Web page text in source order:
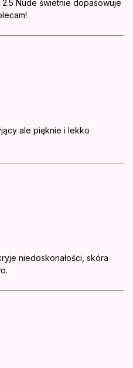
Nude świetnie dopasowuje
ale pięknie i lekko
niedoskonałości, skóra